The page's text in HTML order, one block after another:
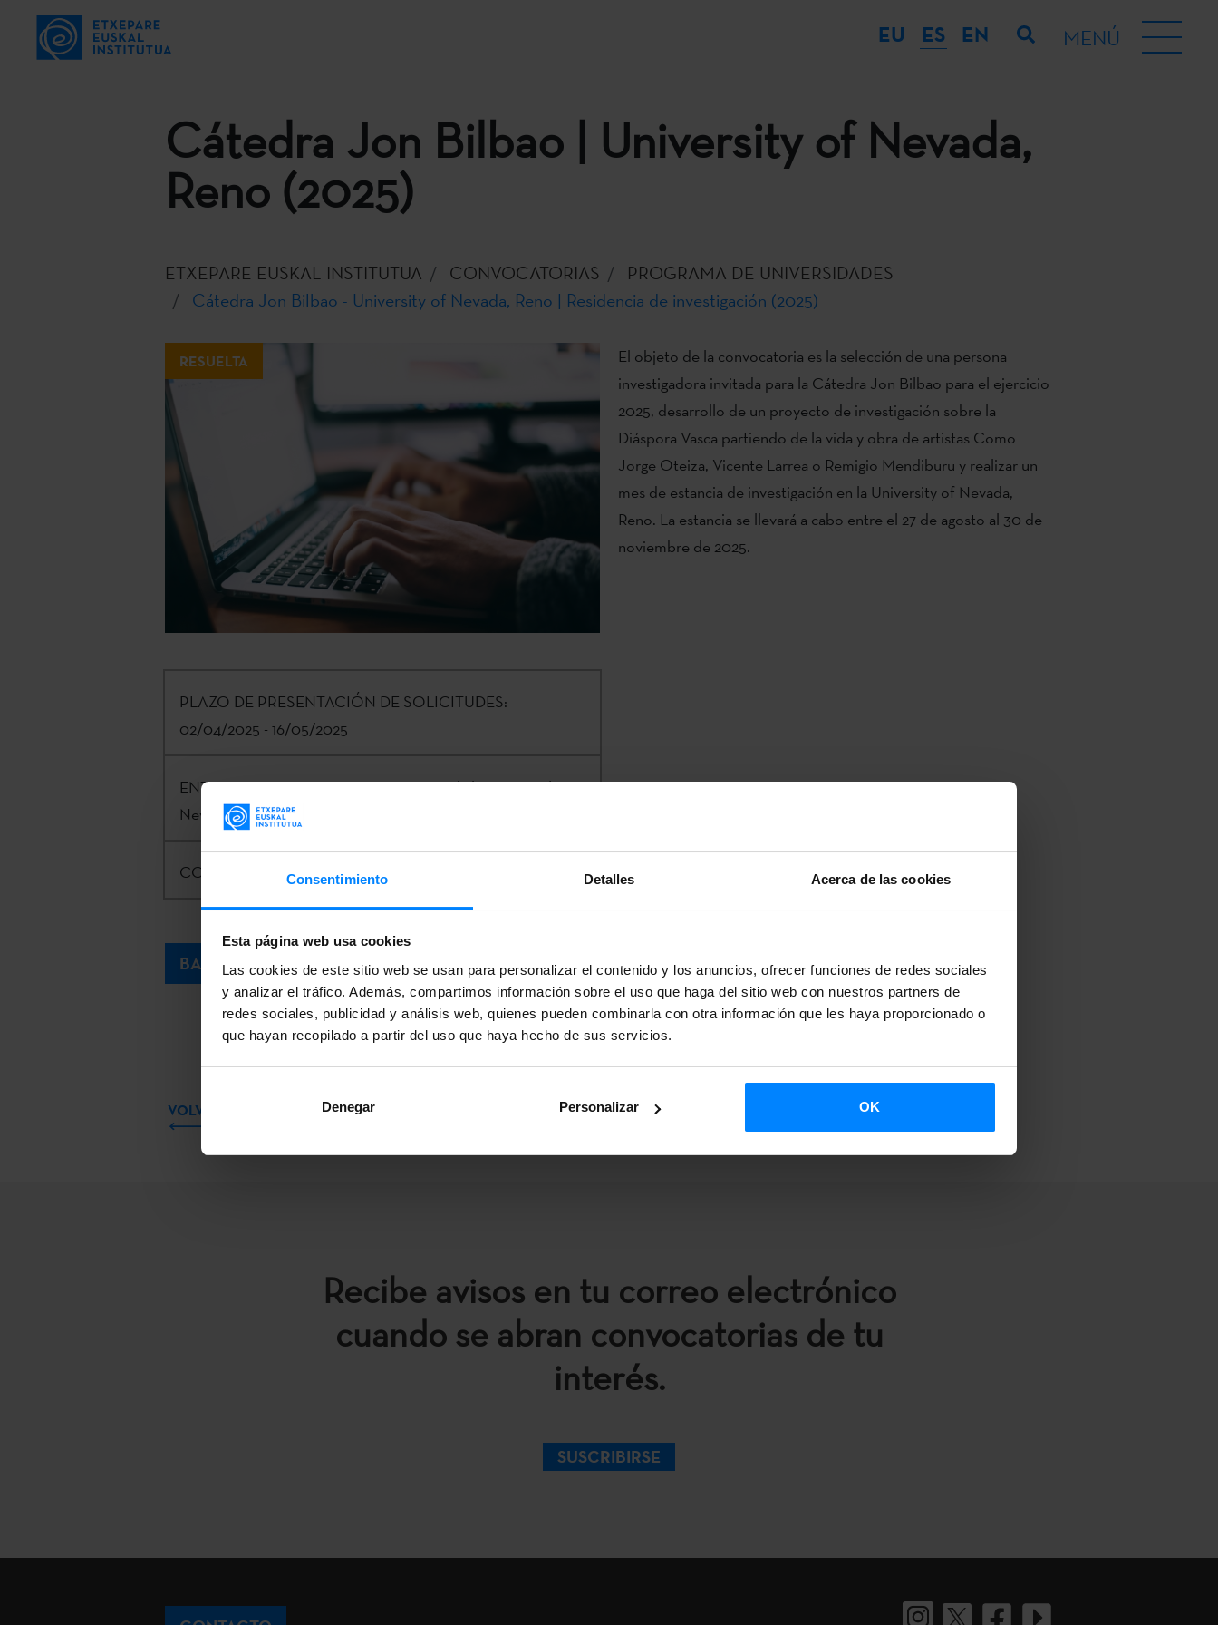
Consentimiento Detalles Acerca de las cookies
Esta página web usa cookies
Las cookies de este sitio web se usan para personalizar el contenido y los anuncios, ofrecer funciones de redes sociales
y analizar el tráfico. Además, compartimos información sobre el uso que haga del sitio web con nuestros partners de
redes sociales, publicidad y análisis web, quienes pueden combinarla con otra información que les haya proporcionado o
que hayan recopilado a partir del uso que haya hecho de sus servicios.
Denegar Personalizar OK
EU ES EN MENÚ
Cátedra Jon Bilbao | University of Nevada,
Reno (2025)
ETXEPARE EUSKAL INSTITUTUA CONVOCATORIAS
PROGRAMA DE UNIVERSIDADES
Cátedra Jon Bilbao - University of Nevada, Reno | Residencia de investigación (2025)
RESUELTA
El objeto de la convocatoria es la selección de una persona
investigadora invitada para la Cátedra Jon Bilbao para el ejercicio
2025, desarrollo de un proyecto de investigación sobre la
Diáspora Vasca partiendo de la vida y obra de artistas Como
Jorge Oteiza, Vicente Larrea o Remigio Mendiburu y realizar un
mes de estancia de investigación en la University of Nevada,
Reno. La estancia se llevará a cabo entre el 27 de agosto al 30 de
noviembre de 2025.
PLAZO DE PRESENTACIÓN DE SOLICITUDES:
02/04/2025 - 16/05/2025
ENTIDAD CONVOCANTE:Etxepare Euskal Institutua /
Nevada System of Higher Education
CONTACTO: Iñaki Arrieta |arrieta@unr.edu
BASES
VOLVER
Recibe avisos en tu correo electrónico
cuando se abran convocatorias de tu
interés.
SUSCRIBIRSE